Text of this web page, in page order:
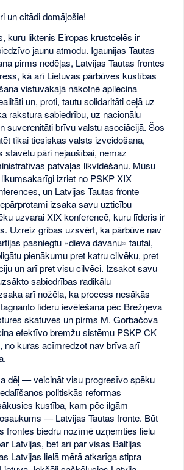
un citādi domājošie!
kuru liktenis Eiropas krustcelēs ir
jaunu atmodu. Igaunijas Tautas
pirms nedēļas, Latvijas Tautas frontes
kā arī Lietuvas pārbūves kustības
vistuvākajā nākotnē apliecina
un, proti, tautu solidaritāti ceļā uz
rakstura sabiedrību, uz nacionālu
suverenitāti brīvu valstu asociācijā. Šos
tikai tiesiskas valsts izveidošana,
stāvētu pāri nejaušībai, nemaz
patvaļas likvidēšanu. Mūsu
izriet no PSKP XIX
un Latvijas Tautas fronte
izsaka savu uzticību
uzvarai XIX konferencē, kuru līderis ir
Uzreiz gribas uzsvērt, ka pārbūve nav
pasniegtu «dieva dāvanu» tautai,
pienākumu pret katru cilvēku, pret
un arī pret visu cilvēci. Izsakot savu
sabiedrības radikālu
arī nožēla, ka process nesākās
līderu ievēlēšana pēc Brežņeva
skatuves un pirms M. Gorbačova
efektīvo bremžu sistēmu PSKP CK
no kuras acīmredzot nav brīva arī
dēļ — veicināt visu progresīvo spēku
politiskās reformas
kustība, kam pēc ilgām
— Latvijas Tautas fronte. Būt
frontes biedru nozīmē uzņemties lielu
Latvijas, bet arī par visas Baltijas
Latvijas lielā mērā atkarīga stipra